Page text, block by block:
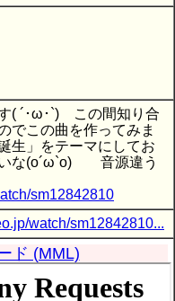
( ´･ω･`) この間知り合
でこの曲を作ってみま
生」をテーマにしてお
いな(o´ω`o) 音源違う
sm12842810
watch/sm12842810...
ド (MML)